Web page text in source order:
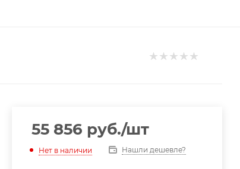
55 856 руб./шт
Нет в наличии Нашли дешевле?